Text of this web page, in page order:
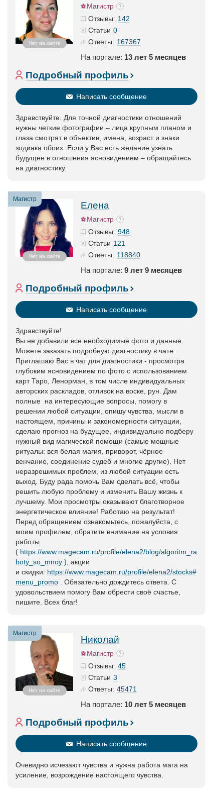
Нет на сайте
Магистр
Отзывы: 142
Статьи 0
Ответы: 167367
На портале: 13 лет 5 месяцев
Подробный профиль
Написать сообщение
Здравствуйте. Для точной диагностики отношений
нужны четкие фотографии – лица крупным планом и
глаза смотрят в объектив, имена, возраст и знаки
зодиака обоих. Если у Вас есть желание узнать
будущее в отношения ясновидением – обращайтесь
на диагностику.
Магистр
Нет на сайте
Елена
Магистр
Отзывы: 948
Статьи 121
Ответы: 118840
На портале: 9 лет 9 месяцев
Подробный профиль
Написать сообщение
Здравствуйте!
Вы не добавили все необходимые фото и данные.
Можете заказать подробную диагностику в чате.
Приглашаю Вас в чат для диагностики - просмотра
глубоким ясновидением по фото с использованием
карт Таро, Ленорман, в том числе индивидуальных
авторских раскладов, отливок на воске, рун. Дам
полные на интересующие вопросы, помогу в
решении любой ситуации, опишу чувства, мысли в
настоящем, причины и закономерности ситуации,
сделаю прогноз на будущее, индивидуально подберу
нужный вид магической помощи (самые мощные
ритуалы: вся белая магия, приворот, чёрное
венчание, соединение судеб и многие другие). Нет
неразрешимых проблем, из любой ситуации есть
выход. Буду рада помочь Вам сделать всё, чтобы
решить любую проблему и изменить Вашу жизнь к
лучшему. Мои просмотры оказывают благотворное
энергетическое влияние! Работаю на результат!
Перед обращением ознакомьтесь, пожалуйста, с
моим профилем, обратите внимание на условия
работы
( https://www.magecam.ru/profile/elena2/blog/algoritm_ra
boty_so_mnoy ) , акции
и скидки: https://www.magecam.ru/profile/elena2/stocks#
menu_promo . Обязательно дождитесь ответа. С
удовольствием помогу Вам обрести своё счастье,
пишите. Всех благ!
Магистр
Нет на сайте
Николай
Магистр
Отзывы: 45
Статьи 3
Ответы: 45471
На портале: 10 лет 5 месяцев
Подробный профиль
Написать сообщение
Очевидно исчезают чувства и нужна работа мага на
усиление, возрождение настоящего чувства.